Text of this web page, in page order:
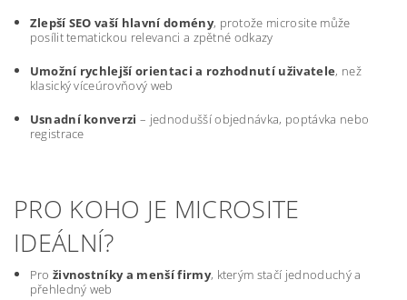
Zlepší SEO vaší hlavní domény, protože microsite může
posílit tematickou relevanci a zpětné odkazy
Umožní rychlejší orientaci a rozhodnutí uživatele, než
klasický víceúrovňový web
Usnadní konverzi – jednodušší objednávka, poptávka nebo
registrace
PRO KOHO JE MICROSITE
IDEÁLNÍ?
Pro živnostníky a menší firmy, kterým stačí jednoduchý a
přehledný web